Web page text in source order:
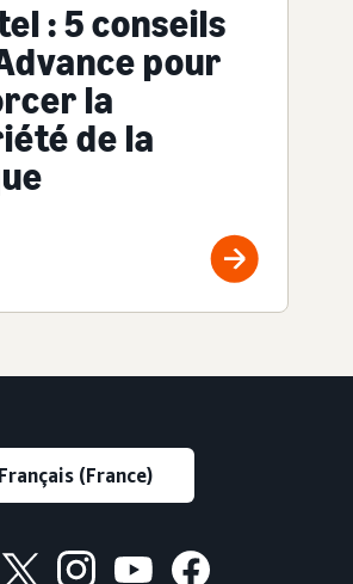
: 5 conseils
pour
la
de la